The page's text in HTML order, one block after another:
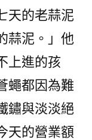
配
額
周
全
下
滑〉
天的老蒜泥
蒜泥。」他
上進的孩
蠅都因為難
鏽與淡淡絕
天的營業額